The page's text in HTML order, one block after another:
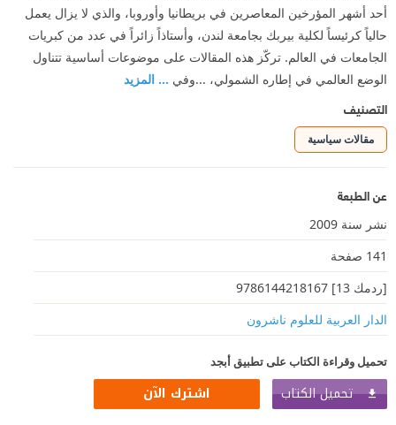
أحد أشهر المؤرخين المعاصرين في بريطانيا وأوروبا، والذي لا يزال يعمل
حالياً كرئيساً لكلية بيربك بجامعة لندن، وأستاذاً زائراً في عدد من كبريات
الجامعات في العالم. تركّز هذه المقالات على موضوعات أساسية تتناول
الوضع العالمي في إطاره الشمولي، ...وفي ... المزيد
التصنيف
مقالات سياسية
عن الطبعة
نشر سنة 2009
141 صفحة
[ردمك 13] 9786144218167
الدار العربية للعلوم ناشرون
تحميل وقراءة الكتاب على تطبيق أبجد
تحميل الكتاب اشترك الآن